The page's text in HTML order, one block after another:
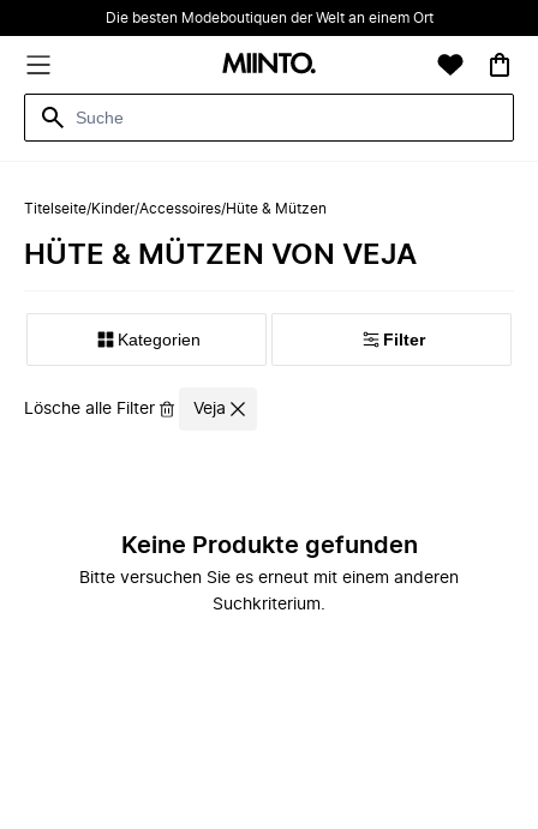
Die besten Modeboutiquen der Welt an einem Ort
Titelseite/Kinder/Accessoires/Hüte & Mützen
HÜTE & MÜTZEN VON VEJA
Kategorien Filter
Lösche alle Filter Veja
Keine Produkte gefunden
Bitte versuchen Sie es erneut mit einem anderen
Suchkriterium.